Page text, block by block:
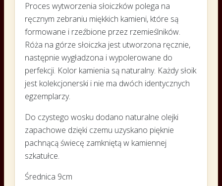
Proces wytworzenia słoiczków polega na
ręcznym zebraniu miękkich kamieni, które są
formowane i rzeźbione przez rzemieślników.
Róża na górze słoiczka jest utworzona ręcznie,
następnie wygładzona i wypolerowane do
perfekcji. Kolor kamienia są naturalny. Każdy słoik
jest kolekcjonerski i nie ma dwóch identycznych
egzemplarzy.
Do czystego wosku dodano naturalne olejki
zapachowe dzięki czemu uzyskano pięknie
pachnącą świecę zamkniętą w kamiennej
szkatułce.
Średnica 9cm